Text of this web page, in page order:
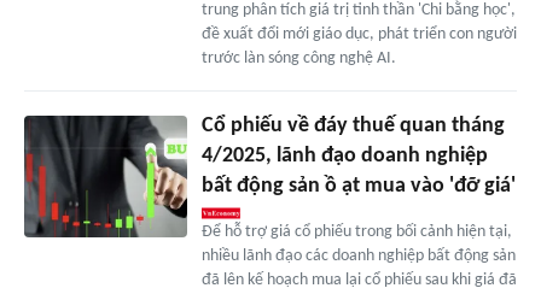
trung phân tích giá trị tinh thần 'Chi bằng học',
đề xuất đổi mới giáo dục, phát triển con người
trước làn sóng công nghệ AI.
Cổ phiếu về đáy thuế quan tháng
4/2025, lãnh đạo doanh nghiệp
bất động sản ồ ạt mua vào 'đỡ giá'
Để hỗ trợ giá cổ phiếu trong bối cảnh hiện tại,
nhiều lãnh đạo các doanh nghiệp bất động sản
đã lên kế hoạch mua lại cổ phiếu sau khi giá đã